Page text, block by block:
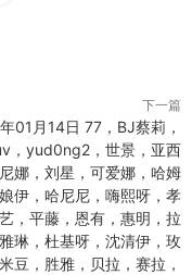
下一篇
01月14日 77，BJ蔡莉，
，yud0ng2，世景，亚西
娜，刘星，可爱娜，哈姆
伊，哈尼尼，嗨熙呀，孝
，平藤，恩有，惠明，拉
琳，杜基呀，沈清伊，玫
豆，胜雅，贝拉，赛拉，